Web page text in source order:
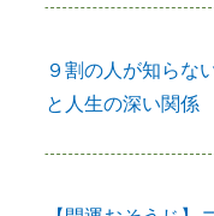
９割の人が知らな
と人生の深い関係